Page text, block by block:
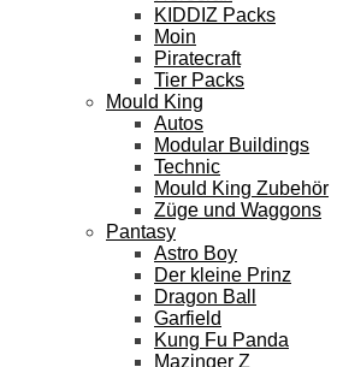
KIDDIZ Packs
Moin
Piratecraft
Tier Packs
Mould King
Autos
Modular Buildings
Technic
Mould King Zubehör
Züge und Waggons
Pantasy
Astro Boy
Der kleine Prinz
Dragon Ball
Garfield
Kung Fu Panda
Mazinger Z